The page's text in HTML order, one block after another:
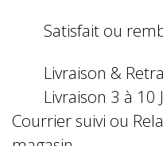
Satisfait ou
Livraison &
Livraison 3 à 10
Courrier suivi ou